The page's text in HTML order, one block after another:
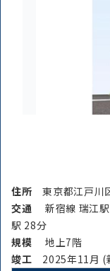
住所東京都江戸
交通
新宿線 瑞江
駅 28分
規模
地上7階
竣⼯ 2025年11月 (